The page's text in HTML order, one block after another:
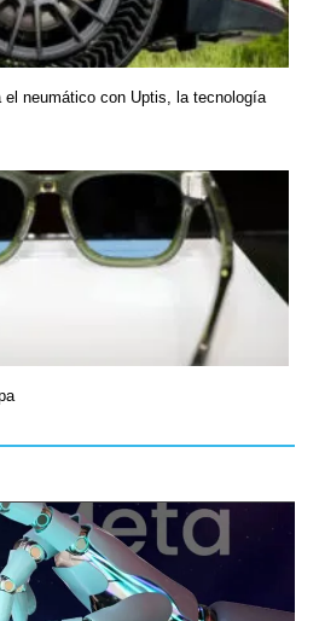
el neumático con Uptis, la tecnología